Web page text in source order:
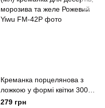
Креманка порцелянова з
ложкою у формі квітки 300
(мл) креманка для десертів,
279 грн